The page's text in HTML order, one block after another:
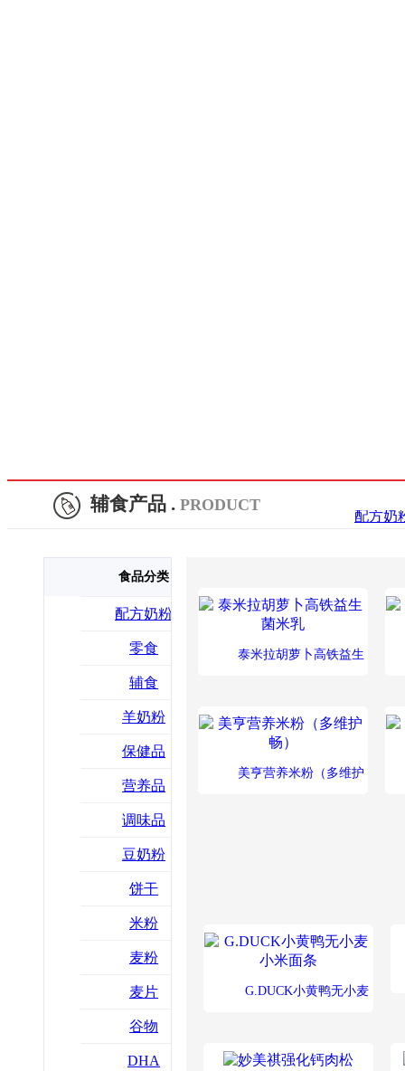
辅食产品 . PRODUCT
配方奶
食品分类
配方奶粉
零食
辅食
羊奶粉
保健品
营养品
调味品
豆奶粉
饼干
米粉
麦粉
麦片
谷物
DHA
泰米拉胡萝卜高铁益生
美亨营养米粉（多维护
G.DUCK小黄鸭无小麦